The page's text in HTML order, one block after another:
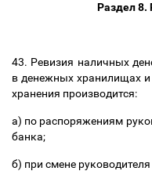
Раздел 8.
43. Ревизия наличных
в денежных хранилищах
хранения производится:
а) по распоряжениям
банка;
б) при смене